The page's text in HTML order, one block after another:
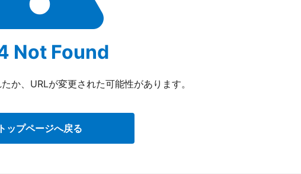
Not Found
か、URLが変更された可能性があります。
ップページへ戻る